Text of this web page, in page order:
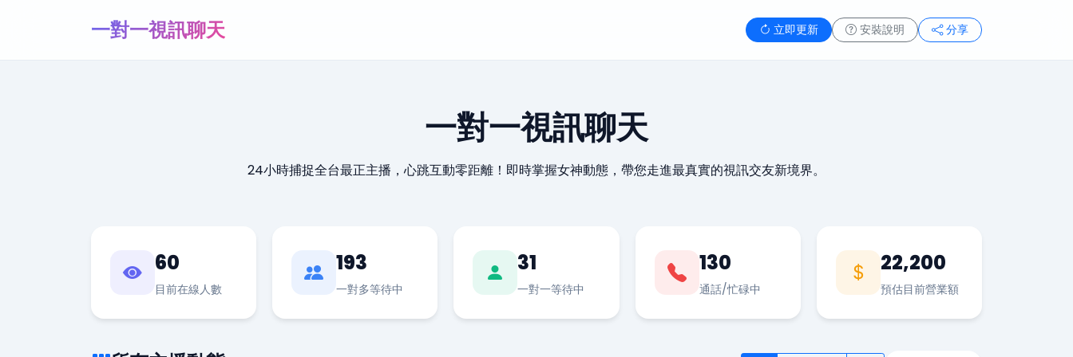
一對一視訊聊天 立即更新 安裝說明 分享
一對一視訊聊天
24小時捕捉全台最正主播，心跳互動零距離！即時掌握女神動態，帶您走進最真實的視訊交友新境界。
60
目前在線人數
193
一對多等待中
31
一對一等待中
130
通話/忙碌中
22,200
預估目前營業額